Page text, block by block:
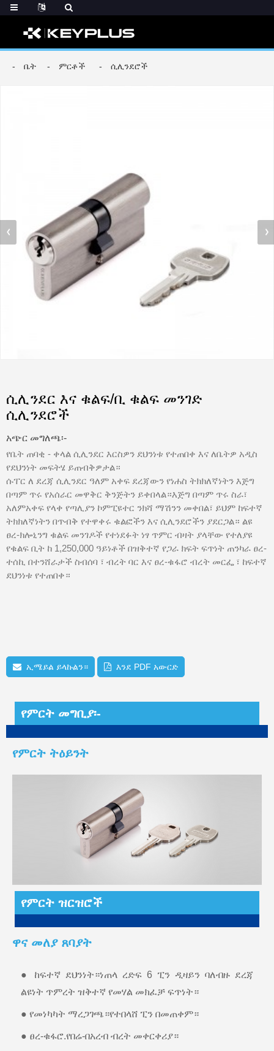
ቤት ምርቶች ሲሊንደሮች
ሲሊንደር እና ቁልፍ/ቢ ቁልፍ መንገድ
ሲሊንደሮች
አጭር መግለጫ፡-
የቤት ጠባቂ - ቀላል ሲሊንደር እርስዎን ደህንነቱ የተጠበቀ እና ለቤትዎ አዲስ
የደህንነት መፍትሄ ይጠብቅዎታል።
ሱፐር ለ ደረጃ ሲሊንደር ዓለም አቀፍ ደረጃውን የነሐስ ትክክለኛነትን እጅግ
በጣም ጥሩ የአሰራር መዋቅር ቅንጅትን ይቀበላል።እጅግ በጣም ጥሩ ስራ፣
አለምአቀፍ የላቀ የጣሊያን ኮምፒዩተር ንክሻ ማሽንን መቀበል፣ ይህም ከፍተኛ
ትክክለኛነትን በጥብቅ የተዋቀሩ ቁልፎችን እና ሲሊንደሮችን ያደርጋል። ልዩ
ፀረ-ክሎኒንግ ቁልፍ መንገዶች የተነደፉት ነፃ ጥምር ብዛት ያላቸው የተለያዩ
የቁልፍ ቢት ከ 1,250,000 ዓይነቶች በዝቅተኛ የጋራ ክፍት ፍጥነት ጠንካራ ፀረ-
ተሰኪ በተንሸራታች ስብሰባ ፣ ብረት ባር እና ፀረ-ቁፋሮ ብረት መርፌ ፣ ከፍተኛ
ደህንነቱ የተጠበቀ።
ኢሜይል ይላኩልን። እንደ PDF አውርድ
የምርት መግቢያ፡-
የምርት ትዕይንት
የምርት ዝርዝሮች
ዋና መለያ ጸባያት
● ከፍተኛ ደህንነት።ነጠላ ረድፍ 6 ፒን ዲዛይን ባለብዙ ደረጃ
ልዩነት ጥምረት ዝቅተኛ የመሃል መክፈቻ ፍጥነት።
● የመነካካት ማረጋገጫ።የተበላሸ ፒን በመጠቀም።
● ፀረ-ቁፋሮ.የበሬ-በአረብ ብረት መቀርቀሪያ።